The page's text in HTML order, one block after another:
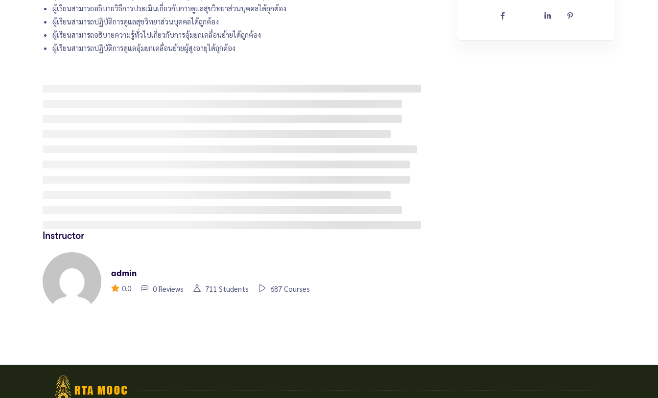
ผู้เรียนสามารถอธิบายวิธีการประเมินเกี่ยวกับการดูแลสุขวิทยาส่วนบุคคลได้ถูกต้อง
ผู้เรียนสามารถปฏิบัติการดูแลสุขวิทยาส่วนบุคคลได้ถูกต้อง
ผู้เรียนสามารถอธิบายความรู้ทั่วไปเกี่ยวกับการอุ้มยกเคลื่อนย้ายได้ถูกต้อง
ผู้เรียนสามารถปฏิบัติการดูแลอุ้มยกเคลื่อนย้ายผู้สูงอายุได้ถูกต้อง
Instructor
admin
0.0
0 Reviews 711 Students 687 Courses